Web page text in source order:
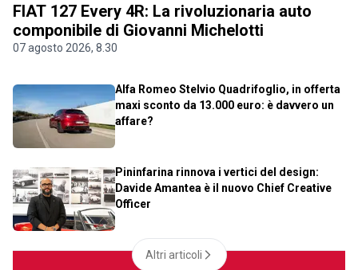
FIAT 127 Every 4R: La rivoluzionaria auto
componibile di Giovanni Michelotti
07 agosto 2026, 8.30
Alfa Romeo Stelvio Quadrifoglio, in offerta
maxi sconto da 13.000 euro: è davvero un
affare?
Pininfarina rinnova i vertici del design:
Davide Amantea è il nuovo Chief Creative
Officer
Altri articoli